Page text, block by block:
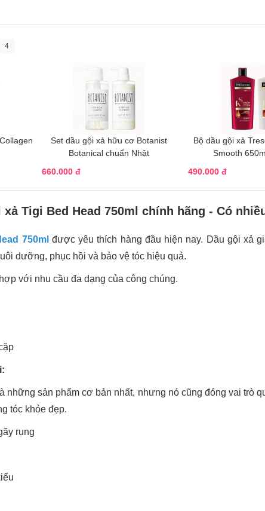
4
Set dầu gội xả hữu cơ Botanist
Botanical chuẩn Nhật
660.000 đ
Bộ dầu gội xả
Smooth
490.000 đ
xả Tigi Bed Head 750ml chính hãng - Có
750ml được yêu thích hàng đầu hiện nay. Dầu gội xả
dưỡng, phục hồi và bảo vệ tóc hiệu quả.
với nhu cầu đa dạng của công chúng.
những sản phẩm cơ bản nhất, nhưng nó cũng đóng vai trò
tóc khỏe đẹp.
rụng